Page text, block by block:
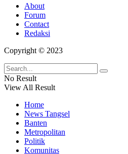
About
Forum
Contact
Redaksi
Copyright © 2023
No Result
View All Result
Home
News Tangsel
Banten
Metropolitan
Politik
Komunitas